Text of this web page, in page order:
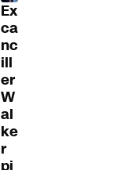
Ex
ca
nc
ill
er
W
al
ke
r